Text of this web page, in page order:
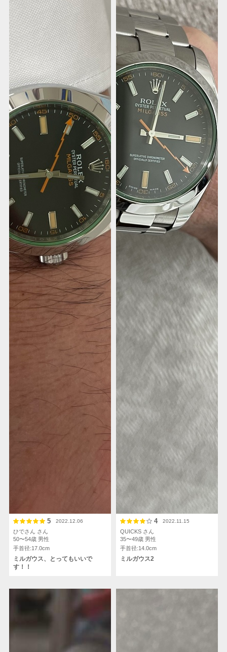
5 2022.12.06
ひでさん さん
50〜54歳 男性
手首径:17.0cm
ミルガウス、とってもいいで
す！！
4 2022.11.15
QUICKS さん
35〜49歳 男性
手首径:14.0cm
ミルガウス2